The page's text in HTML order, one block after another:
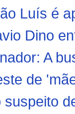
Luís é
Dino
A
de
suspeito